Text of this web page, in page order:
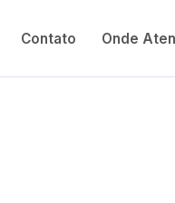
Contato Onde